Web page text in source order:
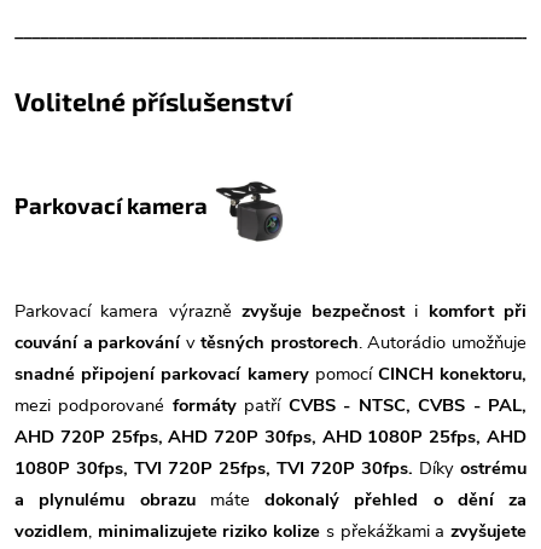
Volitelné příslušenství
Parkovací kamera
Parkovací kamera výrazně zvyšuje bezpečnosti komfort při
couvání a parkovánívtěsných prostorech. Autorádio umožňuje
snadné připojení parkovací kamerypomocí CINCH konektoru,
mezi podporované formáty patříCVBS - NTSC, CVBS - PAL,
AHD 720P 25fps, AHD 720P 30fps, AHD 1080P 25fps, AHD
1080P 30fps, TVI 720P 25fps, TVI 720P 30fps. Díky ostrému
a plynulému obrazumáte dokonalý přehled o dění za
vozidlem, minimalizujete riziko kolize s překážkami azvyšujete